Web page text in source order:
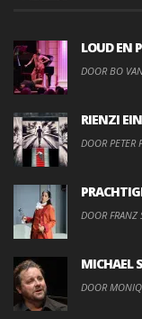
LOUD EN
DOOR BO
RIENZI
DOOR PETER
DOOR FRANZ
MICHAEL
DOOR